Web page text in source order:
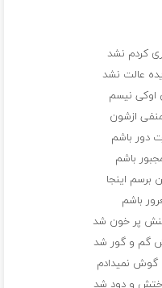
کردم نشد
عالت نشد
اوکی نیسم
ازشون
دور باشم
باشم
اینجا
باشم
پر خون شد
گم و گور شد
نمیدادم
و دود شد